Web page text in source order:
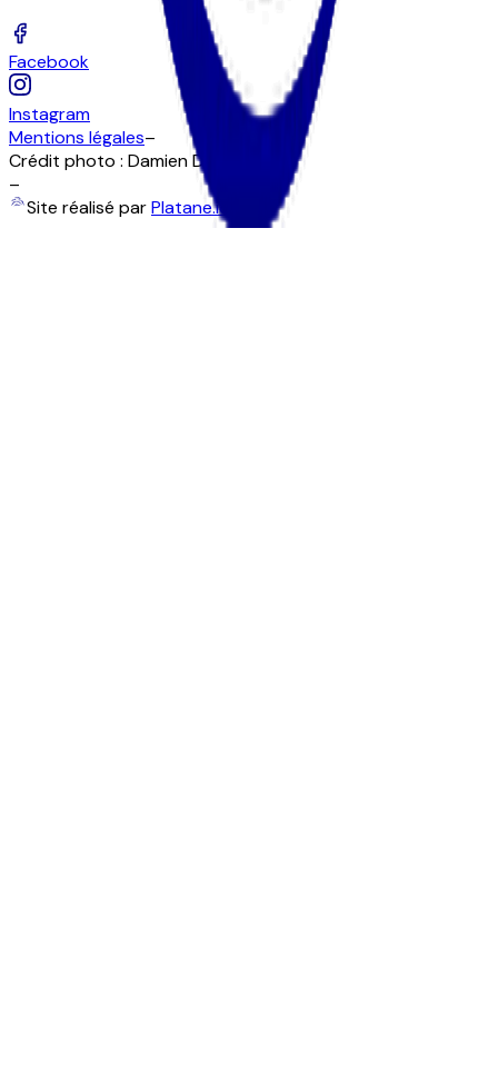
Facebook
Instagram
Mentions légales–
Crédit photo : Damien Duez
–
Site réalisé parPlatane.io